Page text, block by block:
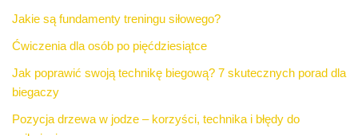
Jakie są fundamenty treningu siłowego?
Ćwiczenia dla osób po pięćdziesiątce
Jak poprawić swoją technikę biegową? 7 skutecznych porad dla
biegaczy
Pozycja drzewa w jodze – korzyści, technika i błędy do